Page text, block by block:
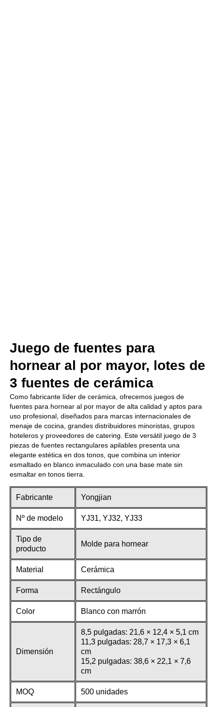
Juego de fuentes para
hornear al por mayor, lotes de
3 fuentes de cerámica
Como fabricante líder de cerámica, ofrecemos juegos de
fuentes para hornear al por mayor de alta calidad y aptos para
uso profesional, diseñados para marcas internacionales de
menaje de cocina, grandes distribuidores minoristas, grupos
hoteleros y proveedores de catering. Este versátil juego de 3
piezas de fuentes rectangulares apilables presenta una
elegante estética en dos tonos, que combina un interior
esmaltado en blanco inmaculado con una base mate sin
esmaltar en tonos tierra.
Fabricante Yongjian
Nº de modelo YJ31, YJ32, YJ33
Tipo de
producto
Molde para hornear
Material Cerámica
Forma Rectángulo
Color Blanco con marrón
Dimensión
8,5 pulgadas: 21,6 × 12,4 × 5,1 cm
11,3 pulgadas: 28,7 × 17,3 × 6,1
cm
15,2 pulgadas: 38,6 × 22,1 × 7,6
cm
MOQ 500 unidades